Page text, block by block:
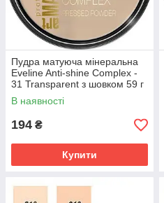
Пудра матуюча мінеральна
Eveline Anti-shine Complex -
31 Transparent з шовком 59 г
(5901761904468)
В наявності
194 ₴
Купити